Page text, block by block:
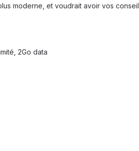
moderne, et voudrait avoir vos
2Go data